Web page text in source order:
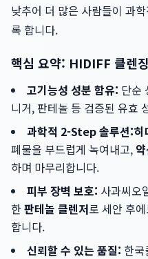
낮추어 더 많은 사람들이 과
록 합니다.
핵심 요약: HIDIFF 클렌
고기능성 성분 함유: 단순
니거, 판테놀 등 검증된 유효
과학적 2-Step 솔루션:히
폐물을 부드럽게 녹여내고,
하며 마무리합니다.
피부 장벽 보호: 사과씨오
한판테놀 클렌저로 세안 후
합니다.
신뢰할 수 있는 품질: 한